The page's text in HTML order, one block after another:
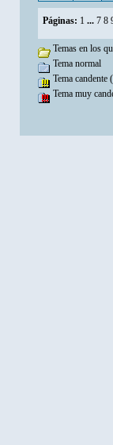
Páginas: 1 ... 7 8
Temas en los
Tema normal
Tema candente
Tema muy